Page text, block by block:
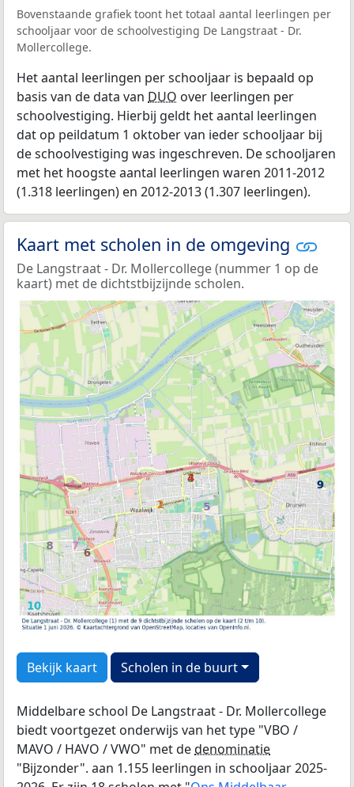
Bovenstaande grafiek toont het totaal aantal leerlingen per
schooljaar voor de schoolvestiging De Langstraat - Dr.
Mollercollege.
Het aantal leerlingen per schooljaar is bepaald op
basis van de data van DUO over leerlingen per
schoolvestiging. Hierbij geldt het aantal leerlingen
dat op peildatum 1 oktober van ieder schooljaar bij
de schoolvestiging was ingeschreven. De schooljaren
met het hoogste aantal leerlingen waren 2011-2012
(1.318 leerlingen) en 2012-2013 (1.307 leerlingen).
Kaart met scholen in de omgeving
De Langstraat - Dr. Mollercollege (nummer 1 op de
kaart) met de dichtstbijzijnde scholen.
Bekijk kaart Scholen in de buurt
Middelbare school De Langstraat - Dr. Mollercollege
biedt voortgezet onderwijs van het type "VBO /
MAVO / HAVO / VWO" met dedenominatie
"Bijzonder". aan 1.155 leerlingen in schooljaar 2025-